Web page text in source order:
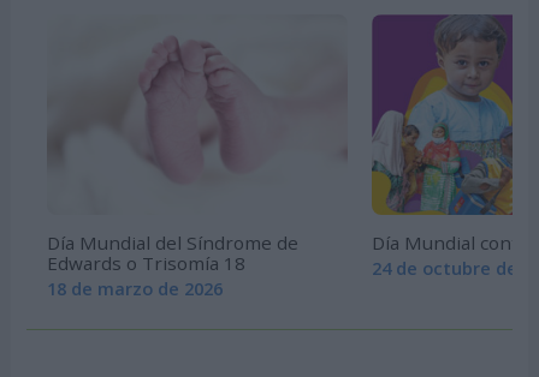
Día Mundial del Síndrome de
Edwards o Trisomía 18
18 de marzo de 2026
Día Mundial
24 de octubre de